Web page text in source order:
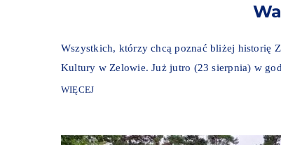
Wszystkich, którzy chcą poznać bliżej historię
Kultury w Zelowie. Już jutro (23 sierpnia) w
WIĘCEJ